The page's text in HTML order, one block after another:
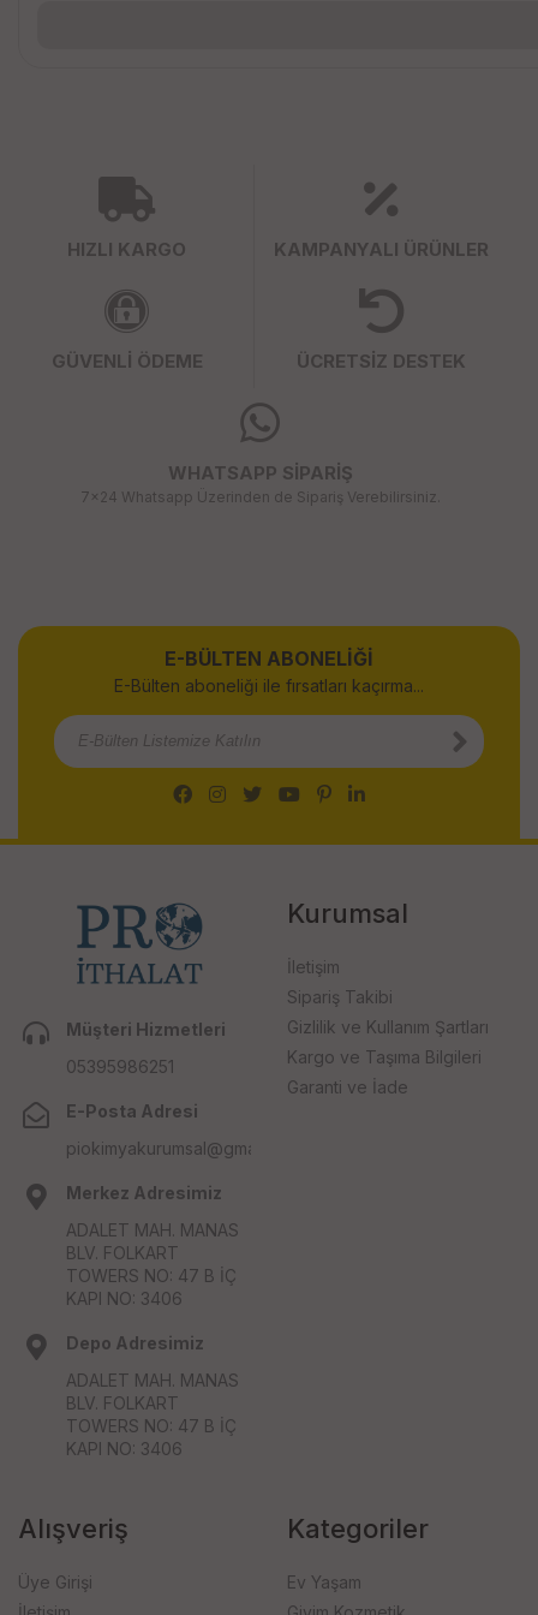
HIZLI KARGO KAMPANYALI ÜRÜNLER
GÜVENLİ ÖDEME ÜCRETSİZ DESTEK
WHATSAPP SİPARİŞ
7x24 Whatsapp Üzerinden de Sipariş Verebilirsiniz.
E-BÜLTEN ABONELİĞİ
E-Bülten aboneliği ile fırsatları kaçırma...
Müşteri Hizmetleri
05395986251
E-Posta Adresi
piokimyakurumsal@gmail.com
Merkez Adresimiz
ADALET MAH. MANAS
BLV. FOLKART
TOWERS NO: 47 B İÇ
KAPI NO: 3406
Depo Adresimiz
ADALET MAH. MANAS
BLV. FOLKART
TOWERS NO: 47 B İÇ
KAPI NO: 3406
Kurumsal
İletişim
Sipariş Takibi
Gizlilik ve Kullanım Şartları
Kargo ve Taşıma Bilgileri
Garanti ve İade
Alışveriş
Üye Girişi
Kategoriler
Ev Yaşam